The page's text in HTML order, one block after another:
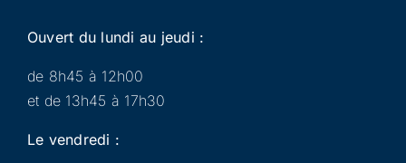
Ouvert du lundi au jeudi :
de 8h45 à 12h00
et de 13h45 à 17h30
Le vendredi :